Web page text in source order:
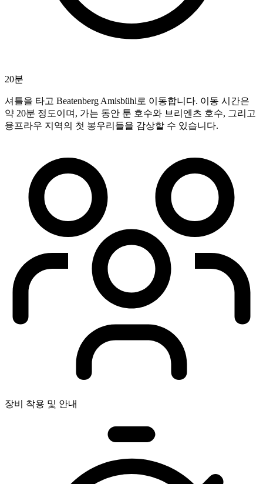
20분
셔틀을 타고 Beatenberg Amisbühl로 이동합니다. 이동 시간은
약 20분 정도이며, 가는 동안 툰 호수와 브리엔츠 호수, 그리고
융프라우 지역의 첫 봉우리들을 감상할 수 있습니다.
장비 착용 및 안내